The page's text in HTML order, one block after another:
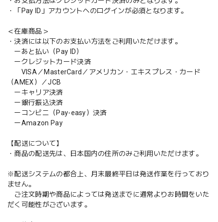
・「Pay ID」アカウントへのログインが必須となります。
＜在庫商品＞
・決済には以下のお支払い方法をご利用いただけます。
ーあと払い（Pay ID）
ークレジットカード決済
VISA／MasterCard／アメリカン・エキスプレス・カード
（AMEX）／JCB
ーキャリア決済
ー銀行振込決済
ーコンビニ（Pay-easy）決済
ーAmazon Pay
【配送について】
・商品の配送先は、日本国内の住所のみご利用いただけます。
※配送システムの都合上、月末最終平日は発送作業を行っており
ません。
ご注文時期や商品によっては発送までに通常よりお時間をいた
だく可能性がございます。